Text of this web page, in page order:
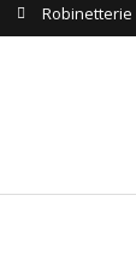
Robinetterie